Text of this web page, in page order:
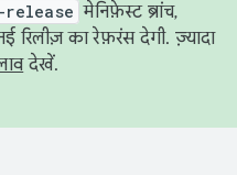
मेनिफ़ेस्ट ब्रांच,
रिलीज़ का रेफ़रंस देगी. ज़्यादा
देखें.